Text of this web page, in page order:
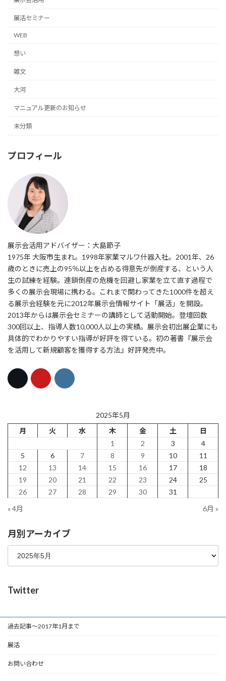
展活セミナー
WEB
想い
雑文
大河
マニュアル更新のお知らせ
未分類
プロフィール
展示会活用アドバイザー：大島節子
1975年 大阪市生まれ。1998年家業マルワ什器入社。2001年、26
歳のときに売上の95％以上を占める得意先が倒産する、という人
生の試練を経験。連鎖倒産の危機を回避し家業を立て直す過程で
多くの展示会現場に携わる。これまで関わってきた1000件を超え
る展示会経験を元に2012年展示会情報サイト「展活」を開設。
2013年からは展示会セミナーの講師として活動開始。登壇回数
300回以上、指導人数10,000人以上の実績。展示会初出展企業にも
具体的でわかりやすい指導が好評を得ている。初の著書『展示会
を活用して新規顧客を獲得する方法』好評発売中。
2025年5月
月
火 水 木 金 土
日
1
2 3
4
5
6 7 8 9 10
11
12
13 14 15 16 17
18
19
20 21 22 23 24
25
26
27 28 29 30
31
« 4月
6月 »
月別アーカイブ
Twitter
過去記事～2017年1月まで
展活
お問い合わせ